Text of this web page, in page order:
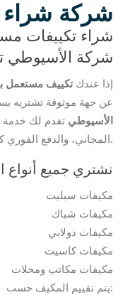
شركة شراء
شراء تكييفات
شركة
إذا عندكتكييف مستعمل
عن جهة موثوقة تشتريه
الأسيوطي تقدم لك خدمة
المجاني، والدفع الفوري كاش.
نشتري جميع أنواع
مكيفات سبليت
مكيفات شباك
مكيفات دولابي
مكيفات كاسيت
مكيفات مكاتب ومحلات
يتم تقييم المكيف حسب: